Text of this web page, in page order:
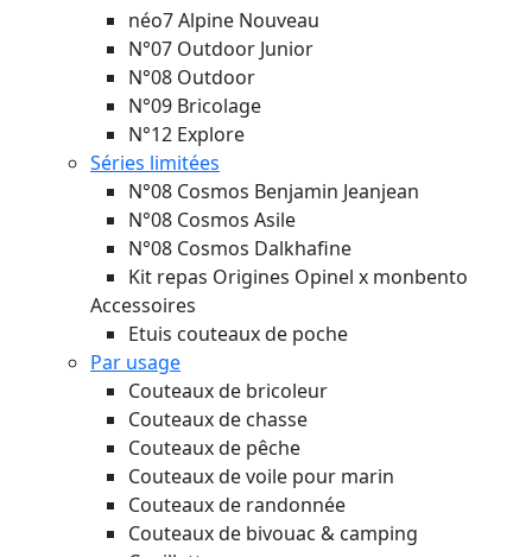
néo7 Alpine Nouveau
N°07 Outdoor Junior
N°08 Outdoor
N°09 Bricolage
N°12 Explore
Séries limitées
N°08 Cosmos Benjamin Jeanjean
N°08 Cosmos Asile
N°08 Cosmos Dalkhafine
Kit repas Origines Opinel x monbento
Accessoires
Etuis couteaux de poche
Par usage
Couteaux de bricoleur
Couteaux de chasse
Couteaux de pêche
Couteaux de voile pour marin
Couteaux de randonnée
Couteaux de bivouac & camping